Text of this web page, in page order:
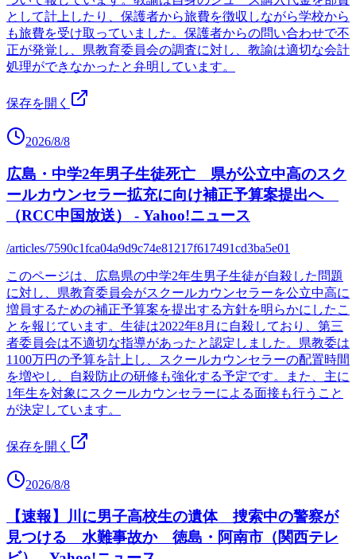
として計上したり、保護者から旅費を徴収しながら学校から
も旅費を受け取っていました。保護者からの問い合わせで不
正が発覚し、県教育委員会の調査に対し、教諭は適切な会計
処理ができなかったと弁明しています。
保存を開く
2026/8/8
広島・中学2年男子生徒死亡 県が公立中高のスク
ールカウンセラー拡充に向け補正予算案提出へ
（RCC中国放送） - Yahoo!ニュース
/articles/7590c1fca04a9d9c74e81217f617491cd3ba5e01
このページは、広島県の中学2年生男子生徒が自殺した問題
に対し、県教育委員会がスクールカウンセラーを公立中高に
増員するための補正予算案を提出する方針を明らかにしたこ
とを報じています。生徒は2022年8月に自殺しており、第三
者委員会は不適切な指導があったと認定しました。県教委は
1100万円の予算を計上し、スクールカウンセラーの配置時間
を増やし、自殺防止の研修も強化する予定です。また、主に
1年生を対象にスクールカウンセラーによる面接も行うこと
が決定しています。
保存を開く
2026/8/8
【速報】川に男子高校生の遺体 捜索中の警察が
見つける 水難事故か 徳島・阿南市（関西テレ